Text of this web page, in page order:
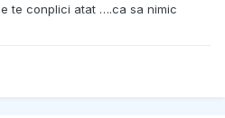
te conplici atat ….ca sa nimic